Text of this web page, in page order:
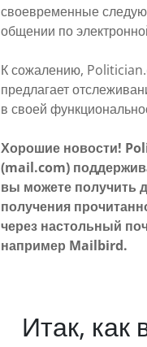
своевременные
общении по
К сожалению,
предлагает
в своей
Хорошие новости!
(mail.com)
вы можете получить
получения
через настольный
например Mailbird.
Итак, как